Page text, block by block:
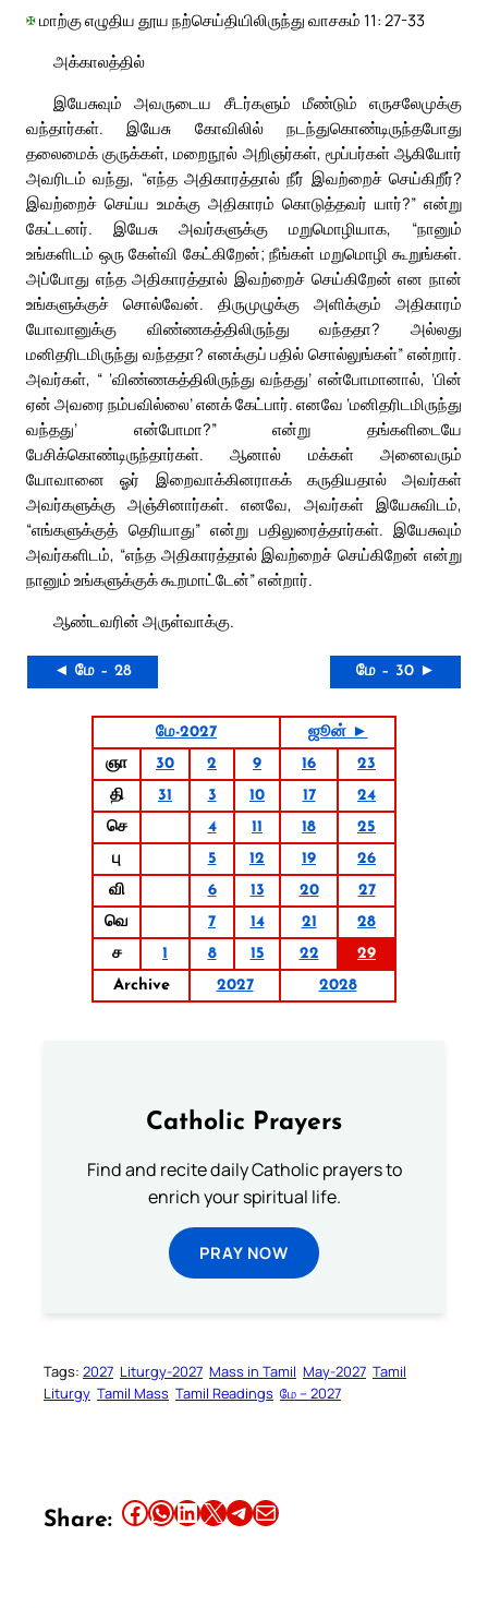
✠மாற்கு எழுதிய தூய நற்செய்தியிலிருந்து வாசகம் 11: 27-33
அக்காலத்தில்
இயேசுவும் அவருடைய சீடர்களும் மீண்டும் எருசலேமுக்கு
வந்தார்கள். இயேசு கோவிலில் நடந்துகொண்டிருந்தபோது
தலைமைக் குருக்கள், மறைநூல் அறிஞர்கள், மூப்பர்கள் ஆகியோர்
அவரிடம் வந்து, “எந்த அதிகாரத்தால் நீர் இவற்றைச் செய்கிறீர்?
இவற்றைச் செய்ய உமக்கு அதிகாரம் கொடுத்தவர் யார்?” என்று
கேட்டனர். இயேசு அவர்களுக்கு மறுமொழியாக, “நானும்
உங்களிடம் ஒரு கேள்வி கேட்கிறேன்; நீங்கள் மறுமொழி கூறுங்கள்.
அப்போது எந்த அதிகாரத்தால் இவற்றைச் செய்கிறேன் என நான்
உங்களுக்குச் சொல்வேன். திருமுழுக்கு அளிக்கும் அதிகாரம்
யோவானுக்கு விண்ணகத்திலிருந்து வந்ததா? அல்லது
மனிதரிடமிருந்து வந்ததா? எனக்குப் பதில் சொல்லுங்கள்” என்றார்.
அவர்கள், “ ‘விண்ணகத்திலிருந்து வந்தது’ என்போமானால், ‘பின்
ஏன் அவரை நம்பவில்லை’ எனக் கேட்பார். எனவே ‘மனிதரிடமிருந்து
வந்தது’ என்போமா?” என்று தங்களிடையே
பேசிக்கொண்டிருந்தார்கள். ஆனால் மக்கள் அனைவரும்
யோவானை ஓர் இறைவாக்கினராகக் கருதியதால் அவர்கள்
அவர்களுக்கு அஞ்சினார்கள். எனவே, அவர்கள் இயேசுவிடம்,
“எங்களுக்குத் தெரியாது” என்று பதிலுரைத்தார்கள். இயேசுவும்
அவர்களிடம், “எந்த அதிகாரத்தால் இவற்றைச் செய்கிறேன் என்று
நானும் உங்களுக்குக் கூறமாட்டேன்” என்றார்.
ஆண்டவரின் அருள்வாக்கு.
◄ மே – 28 மே – 30 ►
மே-2027
ஜூன் ►
ஞா
30 2 9 16
23
தி
31 3 10 17
24
செ
4 11 18
25
பு
5 12 19
26
வி
6 13 20
27
வெ
7 14 21
28
ச
1 8 15 22
29
Archive
2027 2028
Catholic Prayers
Find and recite daily Catholic prayers to
enrich your spiritual life.
PRAY NOW
Tags: 2027 Liturgy-2027 Mass in Tamil May-2027 Tamil
Liturgy Tamil Mass Tamil Readings மே – 2027
Share: Share this article on Facebook Share this article on WhatsApp Share this article on LinkedIn Share this article on X Share this article on TelegramEmail this Article